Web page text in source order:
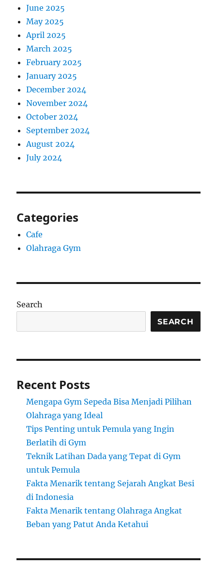
June 2025
May 2025
April 2025
March 2025
February 2025
January 2025
December 2024
November 2024
October 2024
September 2024
August 2024
July 2024
Categories
Cafe
Olahraga Gym
Search
SEARCH
Recent Posts
Mengapa Gym Sepeda Bisa Menjadi Pilihan
Olahraga yang Ideal
Tips Penting untuk Pemula yang Ingin
Berlatih di Gym
Teknik Latihan Dada yang Tepat di Gym
untuk Pemula
Fakta Menarik tentang Sejarah Angkat Besi
di Indonesia
Fakta Menarik tentang Olahraga Angkat
Beban yang Patut Anda Ketahui